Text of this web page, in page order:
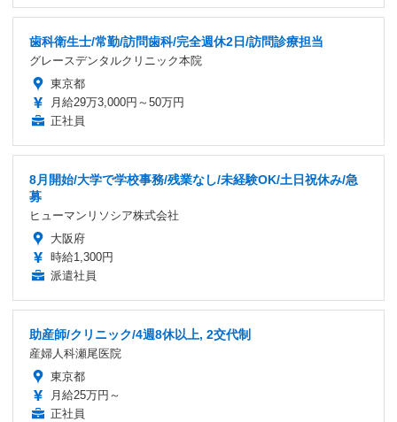
歯科衛生士/常勤/訪問歯科/完全週休2日/訪問診療担当
グレースデンタルクリニック本院
東京都
月給29万3,000円～50万円
正社員
8月開始/大学で学校事務/残業なし/未経験OK/土日祝休み/急
募
ヒューマンリソシア株式会社
大阪府
時給1,300円
派遣社員
助産師/クリニック/4週8休以上, 2交代制
産婦人科瀬尾医院
東京都
月給25万円～
正社員